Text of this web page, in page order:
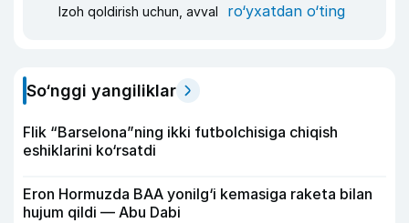
Izoh qoldirish uchun, avval ro‘yxatdan o‘ting
So‘nggi yangiliklar
Flik “Barselona”ning ikki futbolchisiga chiqish
eshiklarini ko‘rsatdi
Eron Hormuzda BAA yonilg‘i kemasiga raketa bilan
hujum qildi — Abu Dabi